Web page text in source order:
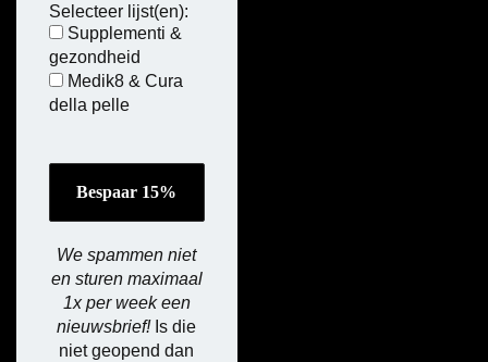
Selecteer lijst(en):
Supplementi &
gezondheid
Medik8 & Cura
della pelle
We spammen niet
en sturen maximaal
1x per week een
nieuwsbrief! Is die
niet geopend dan